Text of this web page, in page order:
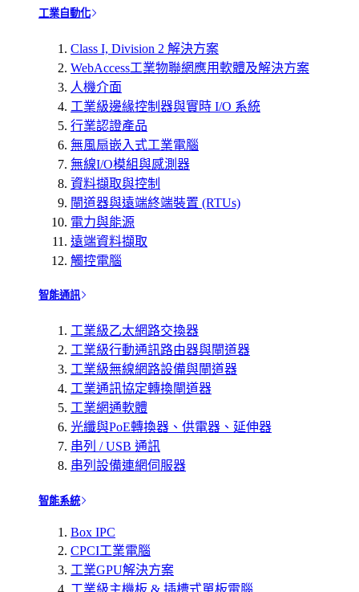
工業自動化
Class I, Division 2 解決方案
WebAccess工業物聯網應用軟體及解決方案
人機介面
工業級邊緣控制器與實時 I/O 系統
行業認證產品
無風扇嵌入式工業電腦
無線I/O模組與感測器
資料擷取與控制
閘道器與遠端終端裝置 (RTUs)
電力與能源
遠端資料擷取
觸控電腦
智能通訊
工業級乙太網路交換器
工業級行動通訊路由器與閘道器
工業級無線網路設備與閘道器
工業通訊協定轉換閘道器
工業網通軟體
光纖與PoE轉換器、供電器、延伸器
串列 / USB 通訊
串列設備連網伺服器
智能系統
Box IPC
CPCI工業電腦
工業GPU解決方案
工業級主機板 & 插槽式單板電腦